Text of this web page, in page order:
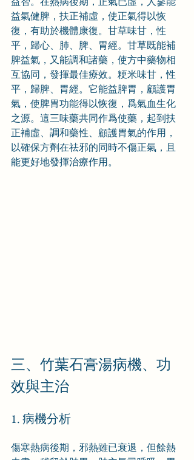
益氣健脾，扶正補虛，使正氣得以恢
復，有助於機體康復。甘草味甘，性
平，歸心、肺、脾、胃經。甘草既能補
脾益氣，又能調和諸藥，使方中藥物相
互協同，發揮最佳療效。粳米味甘，性
平，歸脾、胃經。它能益脾胃，顧護胃
氣，使脾胃功能得以恢復，爲氣血生化
之源。這三味藥共同作爲使藥，起到扶
正補虛、調和藥性、顧護胃氣的作用，
以確保方劑在祛邪的同時不傷正氣，且
能更好地發揮治療作用。
三、竹葉石膏湯病機、功
效與主治
1. 病機分析
傷寒熱病後期，邪熱雖已衰退，但餘熱